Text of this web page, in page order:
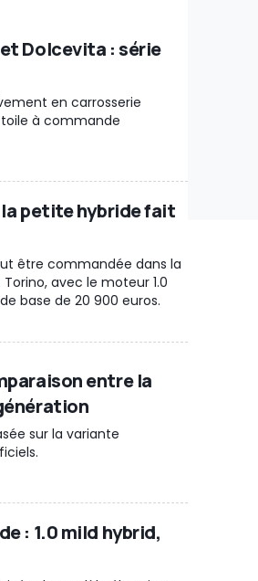
Dolcevita : série
en carrosserie
à commande
petite hybride fait
être commandée dans la
avec le moteur 1.0
base de 20 900 euros.
entre la
sur la variante
: 1.0 mild hybrid,